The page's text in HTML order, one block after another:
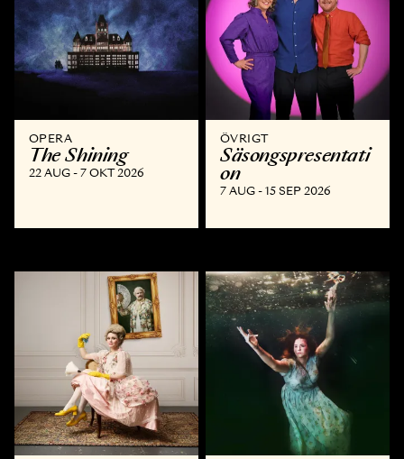
OPERA
The Shining
22 AUG - 7 OKT 2026
ÖVRIGT
Säsongspresentati
on
7 AUG - 15 SEP 2026